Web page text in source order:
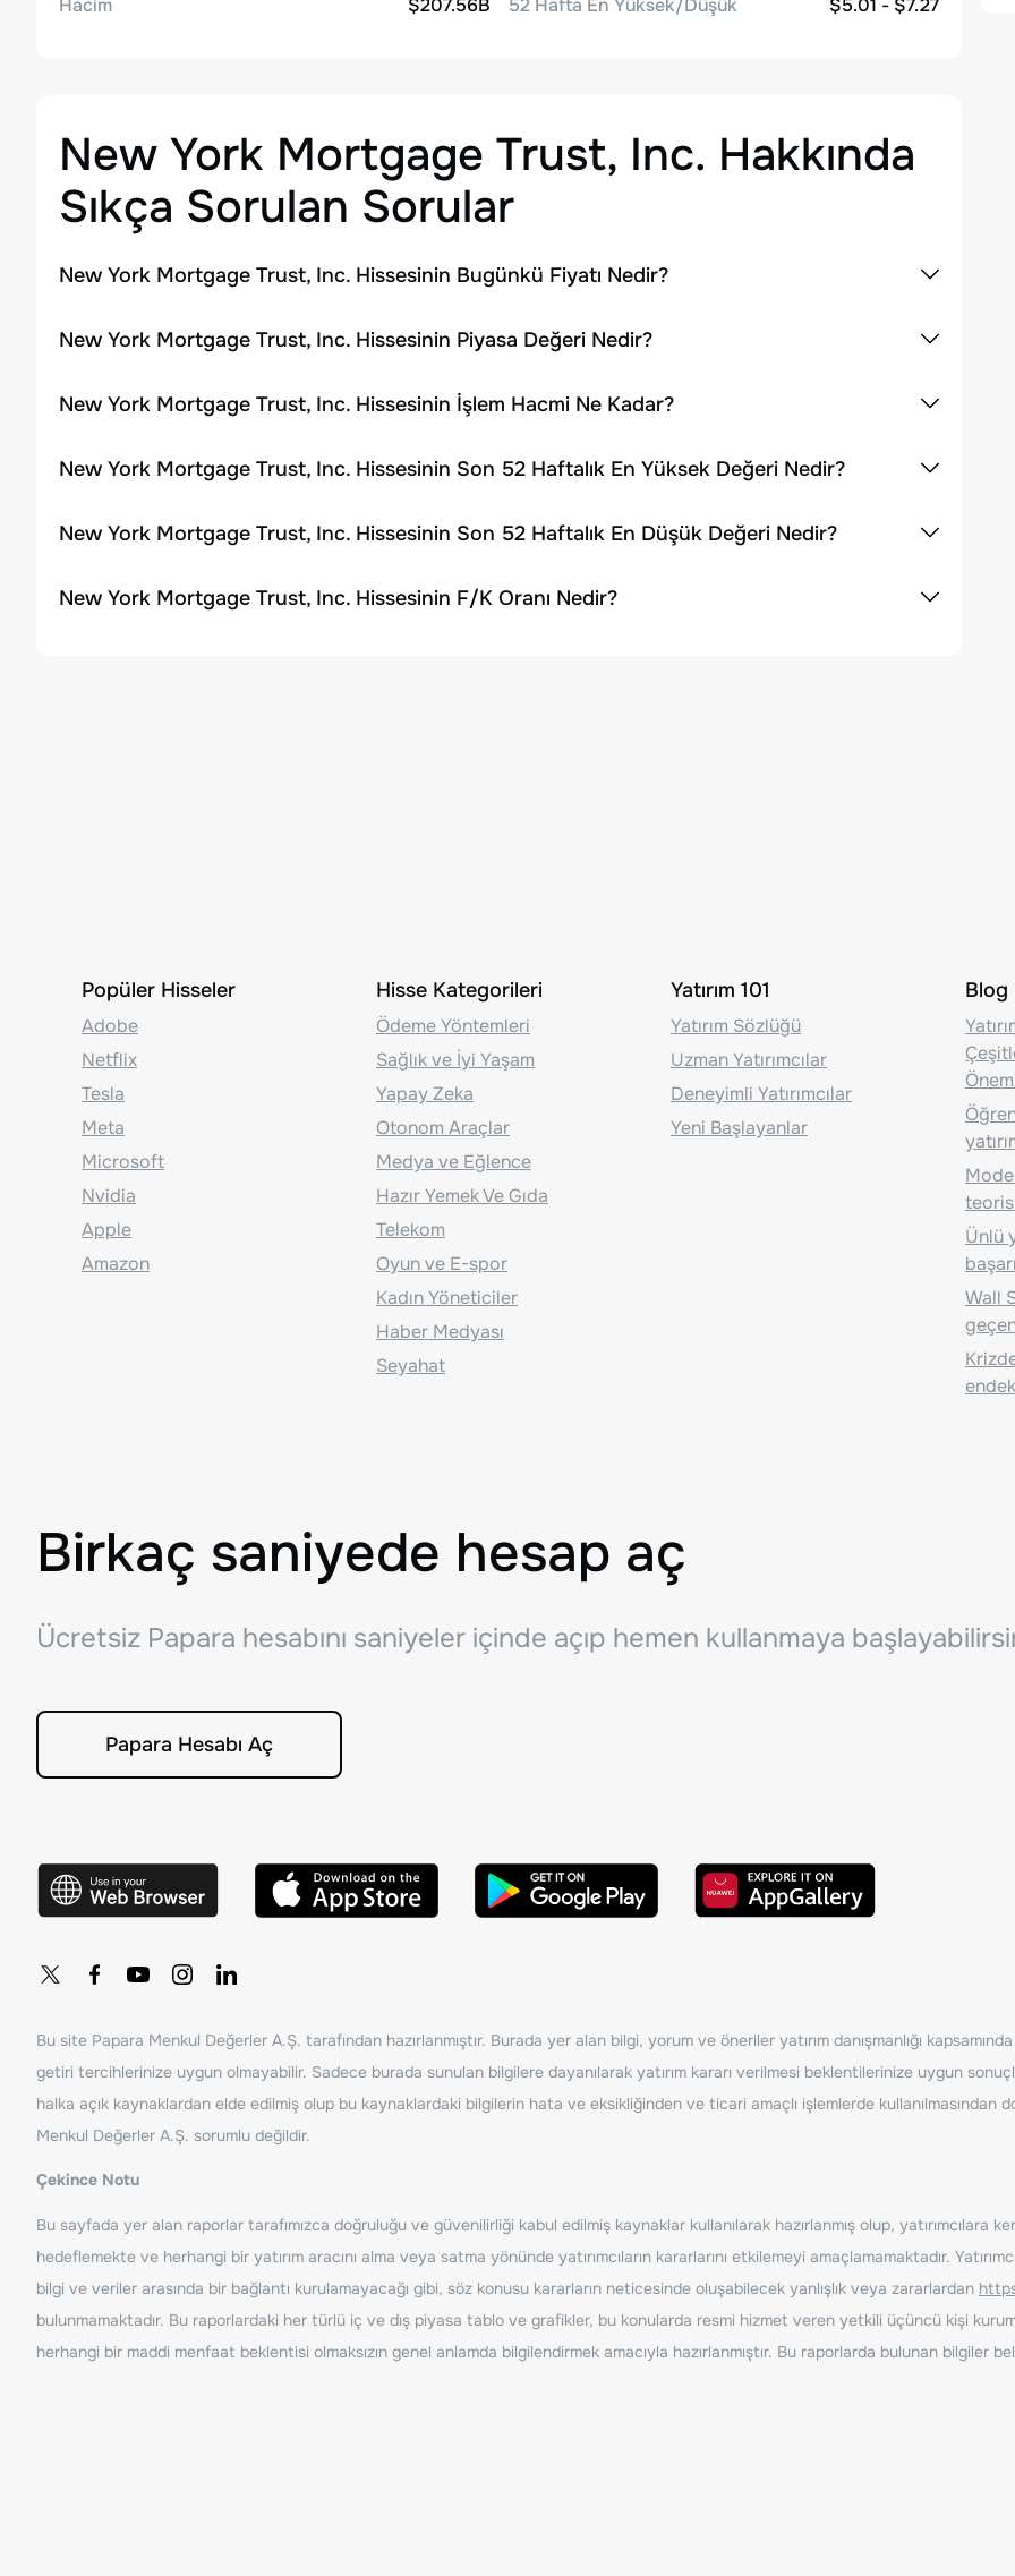
Hacim
$207.56B
52 Hafta En Yüksek/Düşük
$5.01 - $7.27
New York Mortgage Trust, Inc. Hakkında
Sıkça Sorulan Sorular
New York Mortgage Trust, Inc. Hissesinin Bugünkü Fiyatı Nedir?
New York Mortgage Trust, Inc. Hissesinin Piyasa Değeri Nedir?
New York Mortgage Trust, Inc. Hissesinin İşlem Hacmi Ne Kadar?
New York Mortgage Trust, Inc. Hissesinin Son 52 Haftalık En Yüksek Değeri Nedir?
New York Mortgage Trust, Inc. Hissesinin Son 52 Haftalık En Düşük Değeri Nedir?
New York Mortgage Trust, Inc. Hissesinin F/K Oranı Nedir?
Popüler Hisseler
Adobe
Netflix
Tesla
Meta
Microsoft
Nvidia
Apple
Amazon
Hisse Kategorileri
Ödeme Yöntemleri
Sağlık ve İyi Yaşam
Yapay Zeka
Otonom Araçlar
Medya ve Eğlence
Hazır Yemek Ve Gıda
Telekom
Oyun ve E-spor
Kadın Yöneticiler
Haber Medyası
Seyahat
Yatırım 101
Yatırım Sözlüğü
Uzman Yatırımcılar
Deneyimli Yatırımcılar
Yeni Başlayanlar
Blog
Ünlü
Wall
Birkaç saniyede hesap aç
Ücretsiz Papara hesabını saniyeler içinde açıp hemen kullanmaya
Papara Hesabı Aç
Bu site Papara Menkul Değerler A.Ş. tarafından hazırlanmıştır. Burada yer alan bilgi, yorum ve öneriler yatırım danışmanlığı
getiri tercihlerinize uygun olmayabilir. Sadece burada sunulan bilgilere dayanılarak yatırım kararı verilmesi beklentilerinize uygun
halka açık kaynaklardan elde edilmiş olup bu kaynaklardaki bilgilerin hata ve eksikliğinden ve ticari amaçlı işlemlerde
Menkul Değerler A.Ş. sorumlu değildir.
Çekince Notu
Bu sayfada yer alan raporlar tarafımızca doğruluğu ve güvenilirliği kabul edilmiş kaynaklar kullanılarak hazırlanmış olup, yatırımcılara
hedeflemekte ve herhangi bir yatırım aracını alma veya satma yönünde yatırımcıların kararlarını etkilemeyi amaçlamamaktadır.
bilgi ve veriler arasında bir bağlantı kurulamayacağı gibi, söz konusu kararların neticesinde oluşabilecek yanlışlık veya zararlardan
bulunmamaktadır. Bu raporlardaki her türlü iç ve dış piyasa tablo ve grafikler, bu konularda resmi hizmet veren yetkili üçüncü kişi
herhangi bir maddi menfaat beklentisi olmaksızın genel anlamda bilgilendirmek amacıyla hazırlanmıştır. Bu raporlarda bulunan bilgiler